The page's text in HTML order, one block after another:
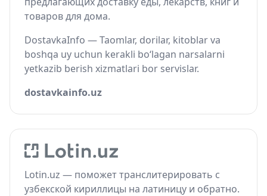
товаров для дома.
DostavkaInfo — Taomlar, dorilar, kitoblar va
boshqa uy uchun kerakli bo‘lagan narsalarni
yetkazib berish xizmatlari bor servislar.
dostavkainfo.uz
Lotin.uz — поможет транслитерировать с
узбекской кириллицы на латиницу и обратно.